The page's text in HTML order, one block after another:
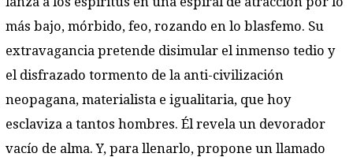
más bajo, mórbido, feo, rozando en lo blasfemo. Su
extravagancia pretende disimular el inmenso tedio y
el disfrazado tormento de la anti-civilización
neopagana, materialista e igualitaria, que hoy
esclaviza a tantos hombres. Él revela un devorador
vacío de alma. Y, para llenarlo, propone un llamado